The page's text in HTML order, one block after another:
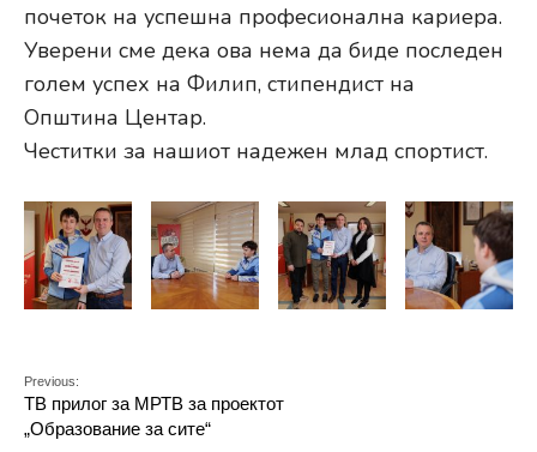
почеток на успешна професионална кариера.
Уверени сме дека ова нема да биде последен
голем успех на Филип, стипендист на
Општина Центар.
Честитки за нашиот надежен млад спортист.
Previous:
ТВ прилог за МРТВ за проектот
„Образование за сите“